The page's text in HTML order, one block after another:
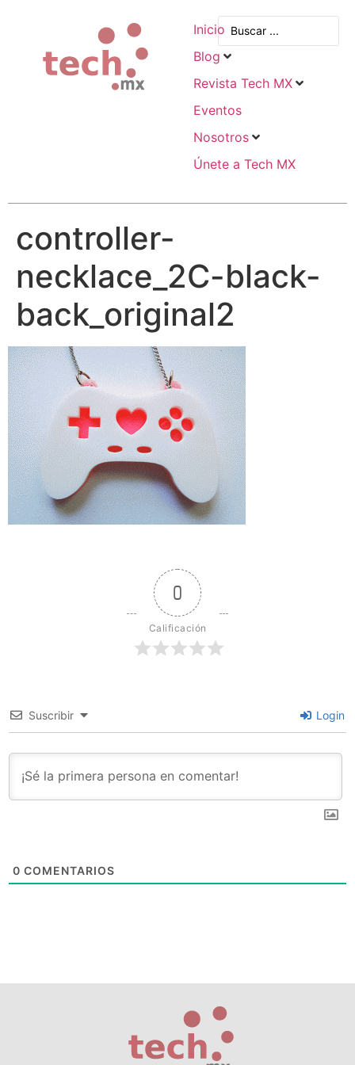
Inicio
Blog
Revista Tech MX
Eventos
Nosotros
Únete a Tech MX
controller-
necklace_2C-black-
back_original2
0
Calificación
Suscribir Login
0 COMENTARIOS